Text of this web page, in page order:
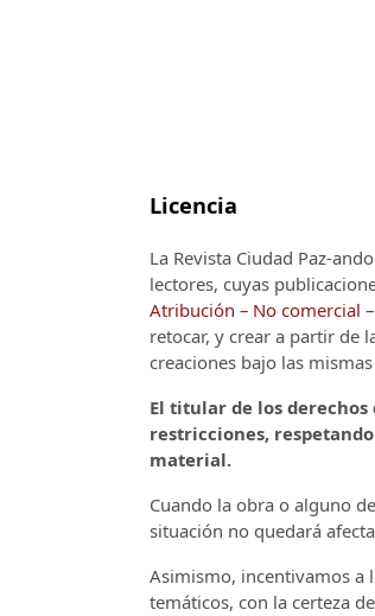
Licencia
La Revista Ciudad Paz-ando
lectores, cuyas
Atribución – No comercial
retocar, y crear a partir de
creaciones bajo las
El titular de los
restricciones,
material.
Cuando la obra o alguno
situación no quedará
Asimismo, incentivamos a
temáticos, con la certeza